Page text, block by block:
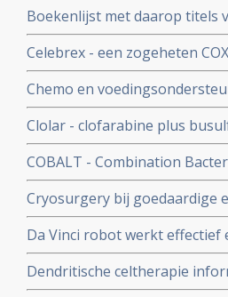
moeheid geven een groter
kortere mediane
Boekenlijst met daarop titels
tot kanker en omgaan
Celebrex - een zogeheten
hartklachten aldus
producent Pfizer zakte 17%
Chemo en
elkaar in 1 overzicht.
Clolar - clofarabine plus
lymfatische Leukemie en
COBALT - Combination
dierproeven, maar wordt
Cryosurgery bij goedaardige
- wordt vaak succesvol en
Da Vinci robot werkt
Dendritische celtherapie